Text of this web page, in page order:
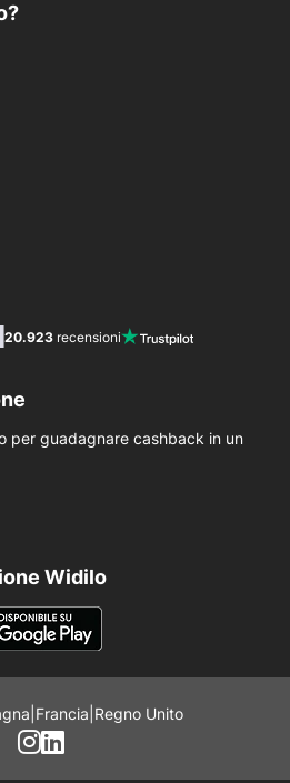
20.923 recensioni
per guadagnare cashback in un
Widilo
Francia Regno Unito